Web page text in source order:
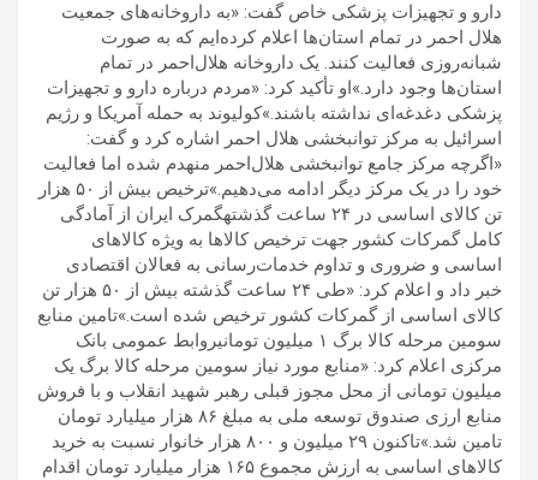
دارو و تجهیزات پزشکی خاص گفت: «به داروخانه‌های جمعیت
هلال احمر در تمام استان‌ها اعلام کرده‌ایم که به صورت
شبانه‌روزی فعالیت کنند. یک داروخانه هلال‌احمر در تمام
استان‌ها وجود دارد.»او تأکید کرد: «مردم درباره دارو و تجهیزات
پزشکی دغدغه‌ای نداشته باشند.»کولیوند به حمله آمریکا و رژیم
اسرائیل به مرکز توانبخشی هلال احمر اشاره کرد و گفت:
«اگرچه مرکز جامع توانبخشی هلال‌احمر منهدم شده اما فعالیت
خود را در یک مرکز دیگر ادامه می‌دهیم.»ترخیص بیش از ۵۰ هزار
تن کالای اساسی در ۲۴ ساعت گذشتهگمرک ایران از آمادگی
کامل گمرکات کشور جهت ترخیص کالاها به ویژه کالاهای
اساسی و ضروری و تداوم خدمات‌رسانی به فعالان اقتصادی
خبر داد و اعلام کرد: «طی ۲۴ ساعت گذشته بیش از ۵۰ هزار تن
کالای اساسی از گمرکات کشور ترخیص شده است.»تامین منابع
سومین مرحله کالا برگ ۱ میلیون تومانیروابط عمومی بانک
مرکزی اعلام کرد: «منابع مورد نیاز سومین مرحله کالا برگ یک
میلیون تومانی از محل مجوز قبلی رهبر شهید انقلاب و با فروش
منابع ارزی صندوق توسعه ملی به مبلغ ۸۶ هزار میلیارد تومان
تامین شد.»تاکنون ۲۹ میلیون و ۸۰۰ هزار خانوار نسبت به خرید
کالاهای اساسی به ارزش مجموع ۱۶۵ هزار میلیارد تومان اقدام